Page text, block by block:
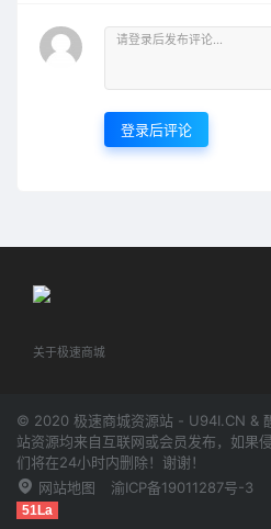
登录后评论
关于极速商城
© 2020 极速商城资源站 - U94I.CN &
站资源均来自互联网或会员发布，如果
们将在24小时内删除！谢谢！
网站地图
渝ICP备19011287号-3
51La